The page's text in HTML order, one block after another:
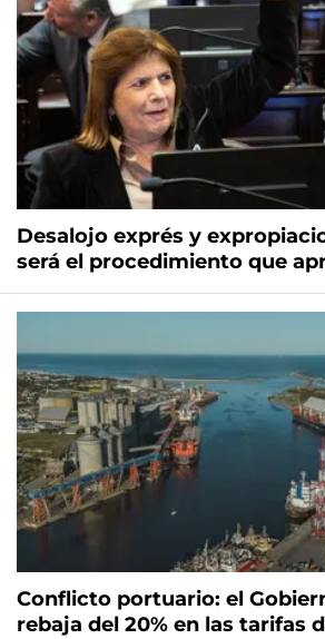
Desalojo exprés y
será el procedimiento que
Conflicto portuario: el
rebaja del 20% en las tarifas